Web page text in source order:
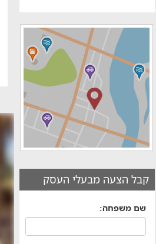
קבל הצעה מבעלי העסק
שם משפחה: